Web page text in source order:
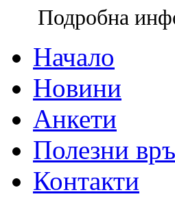
Подробна
Начало
Новини
Анкети
Полезни
Контакти